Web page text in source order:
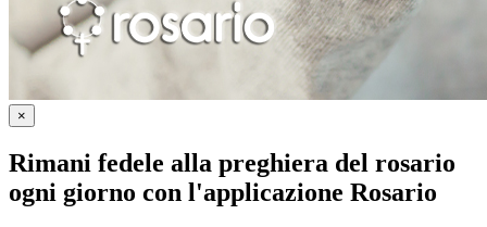
×
Rimani fedele alla preghiera del rosario
ogni giorno con l'applicazione Rosario